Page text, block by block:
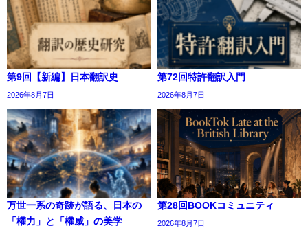
第9回【新編】日本翻訳史
2026年8月7日
第72回特許翻訳入門
2026年8月7日
万世一系の奇跡が語る、日本の
「權力」と「權威」の美学
第28回BOOKコミュニティ
2026年8月7日